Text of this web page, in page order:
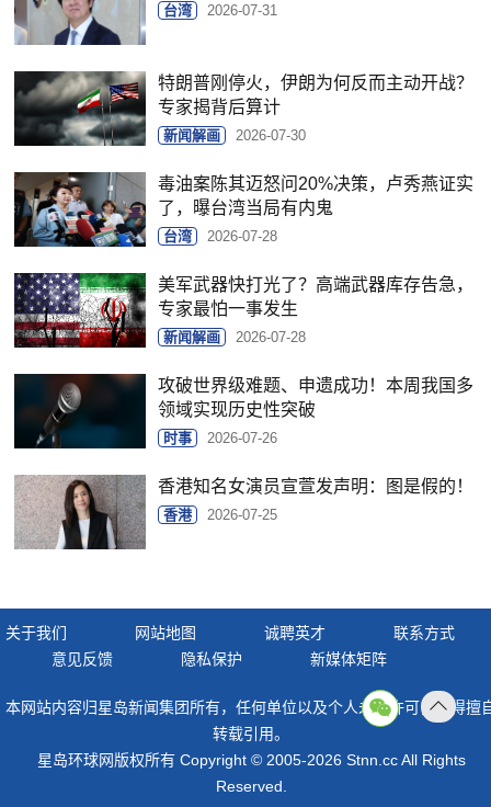
台湾 2026-07-31
特朗普刚停火，伊朗为何反而主动开战？
专家揭背后算计
新闻解画 2026-07-30
毒油案陈其迈怒问20%决策，卢秀燕证实
了，曝台湾当局有内鬼
台湾 2026-07-28
美军武器快打光了？高端武器库存告急，
专家最怕一事发生
新闻解画 2026-07-28
攻破世界级难题、申遗成功！本周我国多
领域实现历史性突破
时事 2026-07-26
香港知名女演员宣萱发声明：图是假的！
香港 2026-07-25
关于我们 网站地图 诚聘英才
联系方式
意见反馈
隐私保护 新媒体矩阵
本网站内容归星岛新闻集团所有，任何单位以及个人未经许可，不得擅
转载引用。
星岛环球网版权所有 Copyright © 2005-2026 Stnn.cc All Rights
Reserved.
顶部